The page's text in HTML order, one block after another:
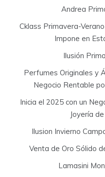
:
Andrea
Cklass Primavera-
Impone en
Ilusión
Perfumes Originales y
Negocio Rentable
Inicia el 2025 con un
Joyería
Ilusion Invierno
Venta de Oro Sólido
Lamasini